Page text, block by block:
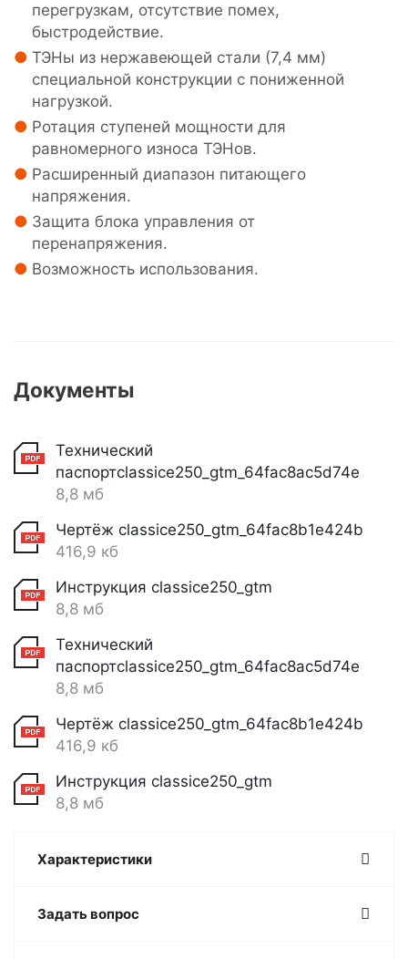
перегрузкам, отсутствие помех,
быстродействие.
ТЭНы из нержавеющей стали (7,4 мм)
специальной конструкции с пониженной
нагрузкой.
Ротация ступеней мощности для
равномерного износа ТЭНов.
Расширенный диапазон питающего
напряжения.
Защита блока управления от
перенапряжения.
Возможность использования.
Документы
Технический
паспортclassice250_gtm_64fac8ac5d74e
8,8 мб
Чертёж classice250_gtm_64fac8b1e424b
416,9 кб
Инструкция classice250_gtm
8,8 мб
Технический
паспортclassice250_gtm_64fac8ac5d74e
8,8 мб
Чертёж classice250_gtm_64fac8b1e424b
416,9 кб
Инструкция classice250_gtm
8,8 мб
Характеристики
Задать вопрос